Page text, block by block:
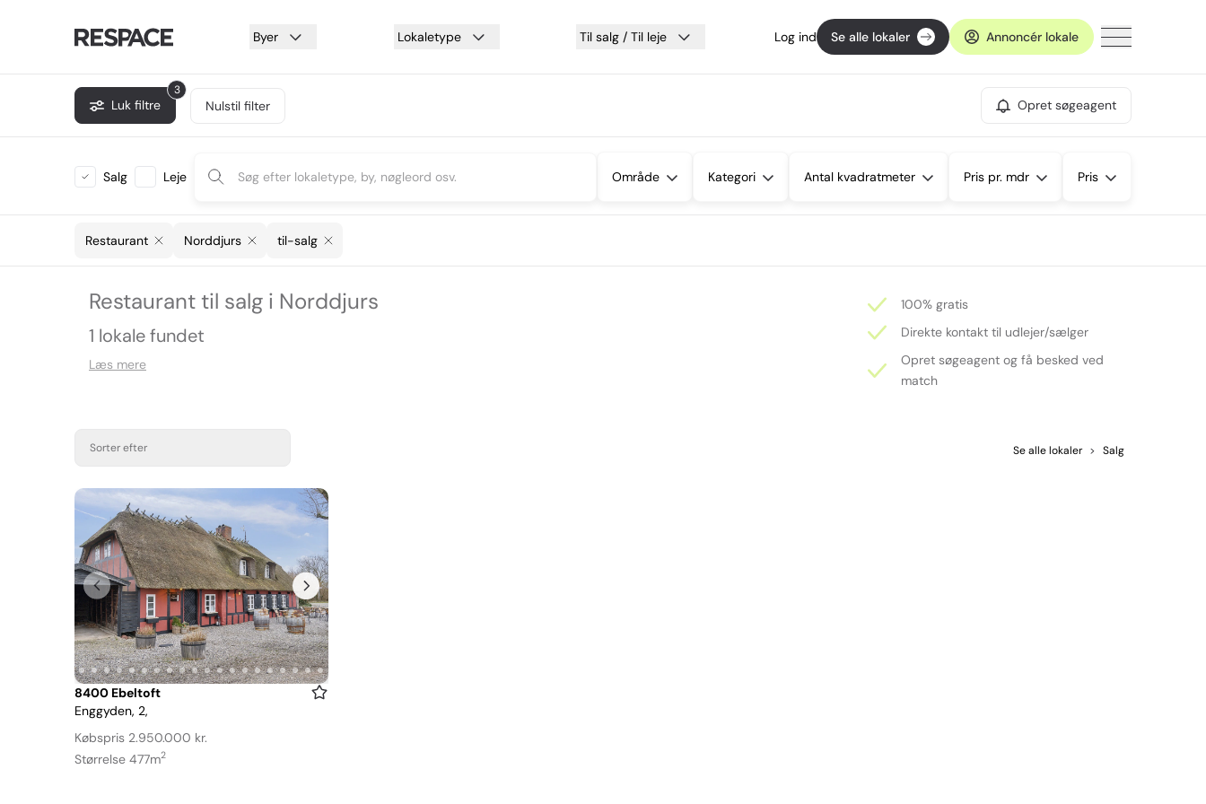
Byer Lokaletype Til salg / Til leje Log ind Se alle lokaler Annoncér lokale
3
Luk filtre Nulstil filter Opret søgeagent
Salg Leje Område Kategori Antal kvadratmeter Pris pr. mdr Pris
Restaurant Norddjurs til-salg
Restaurant til salg i Norddjurs
1 lokale fundet
Læs mere
100% gratis
Direkte kontakt til udlejer/sælger
Opret søgeagent og få besked ved
match
Sorter efter Se alle lokaler > Salg
Item
1
of
22
8400 Ebeltoft
Enggyden, 2,
Købspris 2.950.000 kr.
Størrelse 477m2